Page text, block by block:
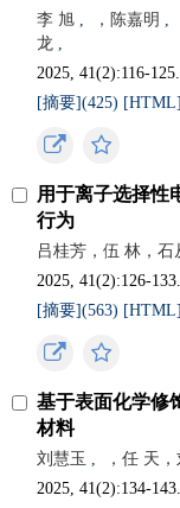
李 旭 , ，陈嘉明 ,
龙 ,
2025, 41(2):116-
[摘要](425)
用于离子选择性
行为
吕桂芳，伍 林，
2025, 41(2):126-
[摘要](563)
基于表面化学修
材料
刘慧玉 , ，任 天
2025, 41(2):134-